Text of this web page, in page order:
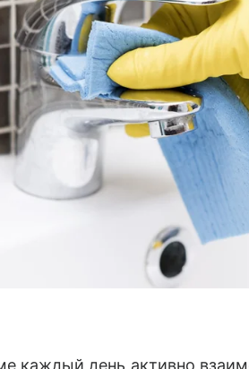
каждый день активно